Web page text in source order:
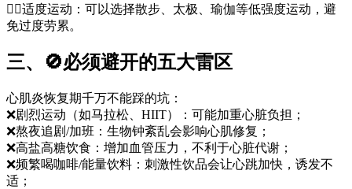
🏃‍♂️适度运动：可以选择散步、太极、瑜伽等低强度运动，避
免过度劳累。
三、🚫必须避开的五大雷区
心肌炎恢复期千万不能踩的坑：
❌剧烈运动（如马拉松、HIIT）：可能加重心脏负担；
❌熬夜追剧/加班：生物钟紊乱会影响心肌修复；
❌高盐高糖饮食：增加血管压力，不利于心脏代谢；
❌频繁喝咖啡/能量饮料：刺激性饮品会让心跳加快，诱发不
适；